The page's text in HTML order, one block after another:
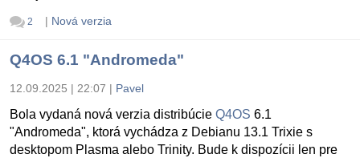
2 | Nová verzia
Q4OS 6.1 "Andromeda"
12.09.2025 | 22:07 | Pavel
Bola vydaná nová verzia distribúcie Q4OS 6.1
"Andromeda", ktorá vychádza z Debianu 13.1 Trixie s
desktopom Plasma alebo Trinity. Bude k dispozícii len pre